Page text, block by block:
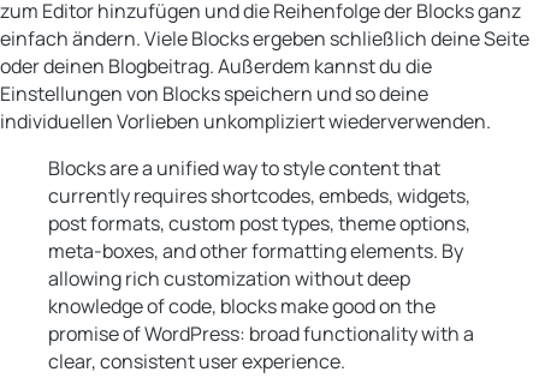
zum Editor hinzufügen und die Reihenfolge der Blocks ganz
einfach ändern. Viele Blocks ergeben schließlich deine Seite
oder deinen Blogbeitrag. Außerdem kannst du die
Einstellungen von Blocks speichern und so deine
individuellen Vorlieben unkompliziert wiederverwenden.
Blocks are a unified way to style content that
currently requires shortcodes, embeds, widgets,
post formats, custom post types, theme options,
meta-boxes, and other formatting elements. By
allowing rich customization without deep
knowledge of code, blocks make good on the
promise of WordPress: broad functionality with a
clear, consistent user experience.